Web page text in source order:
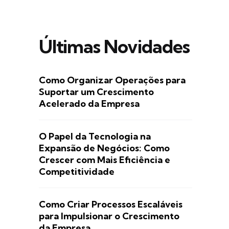
Últimas Novidades
Como Organizar Operações para
Suportar um Crescimento
Acelerado da Empresa
O Papel da Tecnologia na
Expansão de Negócios: Como
Crescer com Mais Eficiência e
Competitividade
Como Criar Processos Escaláveis
para Impulsionar o Crescimento